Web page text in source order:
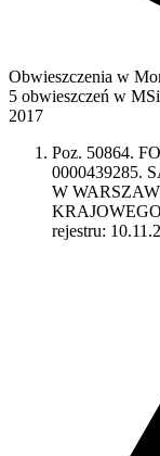
Obwieszczenia w
5 obwieszczeń w
2017
Poz. 50864.
0000439285.
W
rejestru: